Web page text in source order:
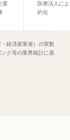
業
医療法人に
約化
経済産業省）の実数
ク等の業界統計に基